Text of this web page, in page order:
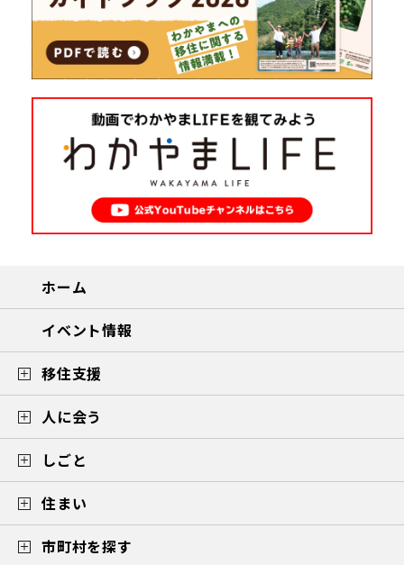
ホーム
イベント情報
移住支援
人に会う
しごと
住まい
市町村を探す